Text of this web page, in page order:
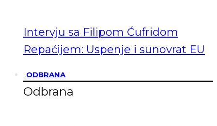
Intervju sa Filipom Ćufridom
Repaćijem: Uspenje i sunovrat EU
ODBRANA
Odbrana